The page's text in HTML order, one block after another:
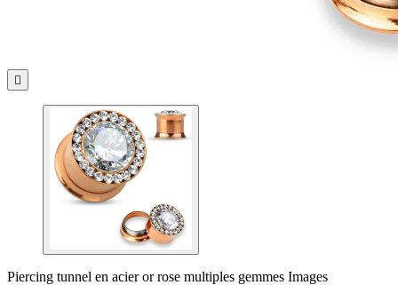

Piercing tunnel en acier or rose multiples gemmes Images